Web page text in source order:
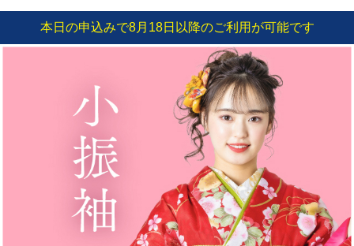
本日の申込みで8月18日以降のご利用が可能です